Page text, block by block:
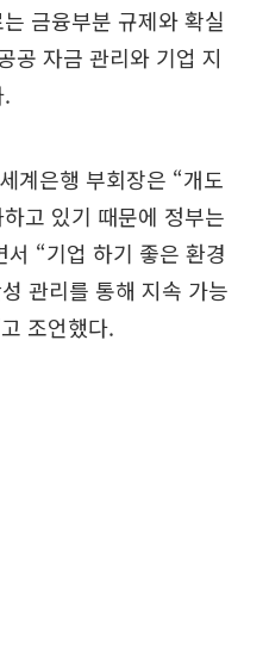
금융부분 규제와 확실
공 자금 관리와 기업 지
계은행 부회장은 “개도
고 있기 때문에 정부는
“기업 하기 좋은 환경
관리를 통해 지속 가능
조언했다.